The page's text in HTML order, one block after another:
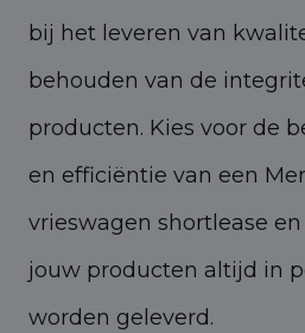
bij het leveren van
behouden van de
producten. Kies voor de
en efficiëntie van een
vrieswagen shortlease
jouw producten altijd in
worden geleverd.